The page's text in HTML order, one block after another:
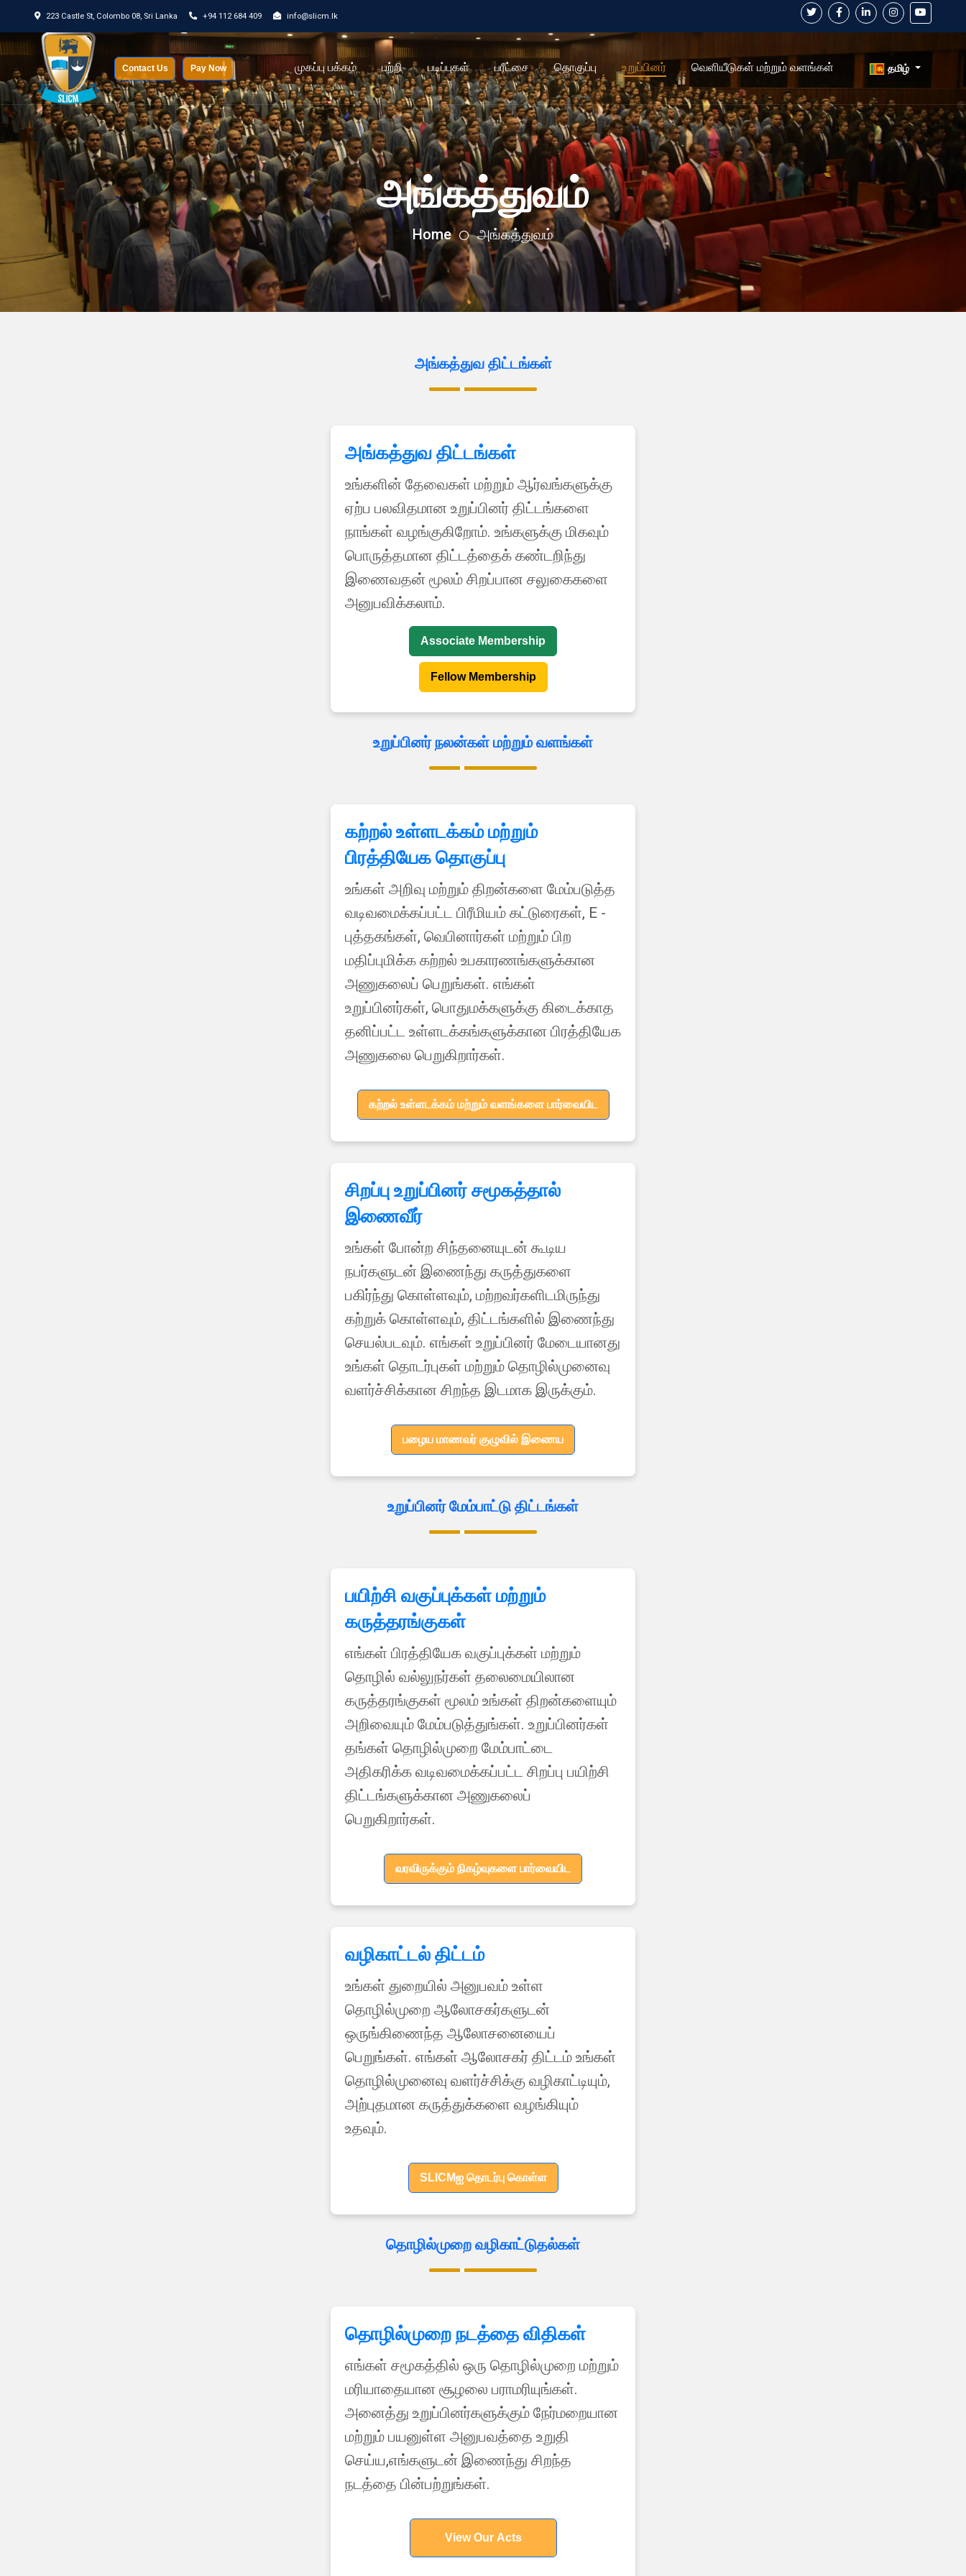
223 Castle St, Colombo 08, Sri Lanka +94 112 684 409 info@slicm.lk
Contact Us Pay Now முகப்பு பக்கம் பற்றி படிப்புகள் பரீட்சை தொகுப்பு உறுப்பினர் வெளியீடுகள் மற்றும் வளங்கள் தமிழ்
அங்கத்துவம்
Home அங்கத்துவம்
அங்கத்துவ திட்டங்கள்
அங்கத்துவ திட்டங்கள்
உங்களின் தேவைகள் மற்றும் ஆர்வங்களுக்கு
ஏற்ப பலவிதமான உறுப்பினர் திட்டங்களை
நாங்கள் வழங்குகிறோம். உங்களுக்கு மிகவும்
பொருத்தமான திட்டத்தைக் கண்டறிந்து
இணைவதன் மூலம் சிறப்பான சலுகைகளை
அனுபவிக்கலாம்.
Associate Membership
Fellow Membership
உறுப்பினர் நலன்கள் மற்றும் வளங்கள்
கற்றல் உள்ளடக்கம் மற்றும்
பிரத்தியேக தொகுப்பு
உங்கள் அறிவு மற்றும் திறன்களை மேம்படுத்த
வடிவமைக்கப்பட்ட பிரீமியம் கட்டுரைகள், E -
புத்தகங்கள், வெபினார்கள் மற்றும் பிற
மதிப்புமிக்க கற்றல் உபகாரணங்களுக்கான
அணுகலைப் பெறுங்கள். எங்கள்
உறுப்பினர்கள், பொதுமக்களுக்கு கிடைக்காத
தனிப்பட்ட உள்ளடக்கங்களுக்கான பிரத்தியேக
அணுகலை பெறுகிறார்கள்.
கற்றல் உள்ளடக்கம் மற்றும் வளங்களை பார்வையிட
சிறப்பு உறுப்பினர் சமூகத்தால்
இணைவீர்
உங்கள் போன்ற சிந்தனையுடன் கூடிய
நபர்களுடன் இணைந்து கருத்துகளை
பகிர்ந்து கொள்ளவும், மற்றவர்களிடமிருந்து
கற்றுக் கொள்ளவும், திட்டங்களில் இணைந்து
செயல்படவும். எங்கள் உறுப்பினர் மேடையானது
உங்கள் தொடர்புகள் மற்றும் தொழில்முனைவு
வளர்ச்சிக்கான சிறந்த இடமாக இருக்கும்.
பழைய மாணவர் குழுவில் இணைய
உறுப்பினர் மேம்பாட்டு திட்டங்கள்
பயிற்சி வகுப்புக்கள் மற்றும்
கருத்தரங்குகள்
எங்கள் பிரத்தியேக வகுப்புக்கள் மற்றும்
தொழில் வல்லுநர்கள் தலைமையிலான
கருத்தரங்குகள் மூலம் உங்கள் திறன்களையும்
அறிவையும் மேம்படுத்துங்கள். உறுப்பினர்கள்
தங்கள் தொழில்முறை மேம்பாட்டை
அதிகரிக்க வடிவமைக்கப்பட்ட சிறப்பு பயிற்சி
திட்டங்களுக்கான அணுகலைப்
பெறுகிறார்கள்.
வரவிருக்கும் நிகழ்வுகளை பார்வையிட
வழிகாட்டல் திட்டம்
உங்கள் துறையில் அனுபவம் உள்ள
தொழில்முறை ஆலோசகர்களுடன்
ஒருங்கிணைந்த ஆலோசனையைப்
பெறுங்கள். எங்கள் ஆலோசகர் திட்டம் உங்கள்
தொழில்முனைவு வளர்ச்சிக்கு வழிகாட்டியும்,
அற்புதமான கருத்துக்களை வழங்கியும்
உதவும்.
SLICMஐ தொடர்பு கொள்ள
தொழில்முறை வழிகாட்டுதல்கள்
தொழில்முறை நடத்தை விதிகள்
எங்கள் சமூகத்தில் ஒரு தொழில்முறை மற்றும்
மரியாதையான சூழலை பராமரியுங்கள்.
அனைத்து உறுப்பினர்களுக்கும் நேர்மறையான
மற்றும் பயனுள்ள அனுபவத்தை உறுதி
செய்ய,எங்களுடன் இணைந்து சிறந்த
நடத்தை பின்பற்றுங்கள்.
View Our Acts